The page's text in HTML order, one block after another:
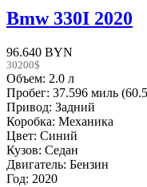
Bmw 330I 2020
96.640 BYN
30200$
Объем: 2.0 л
Пробег: 37.596 миль
Привод: Задний
Коробка: Механика
Цвет: Синий
Кузов: Седан
Двигатель: Бензин
Год: 2020